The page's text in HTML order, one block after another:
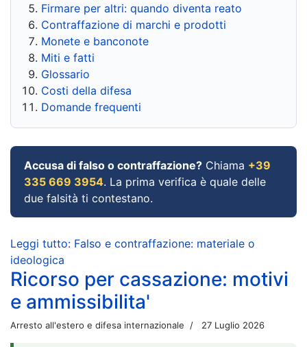
Firmare per altri: quando diventa reato
Contraffazione di marchi e prodotti
Monete e banconote
Miti e fatti
Glossario
Costi della difesa
Domande frequenti
Accusa di falso o contraffazione? Chiama +39
335 669 3954. La prima verifica è quale delle
due falsità ti contestano.
Leggi tutto: Falso e contraffazione: materiale o
ideologica
Ricorso per cassazione: motivi
e ammissibilita'
Arresto all'estero e difesa internazionale 27 Luglio 2026